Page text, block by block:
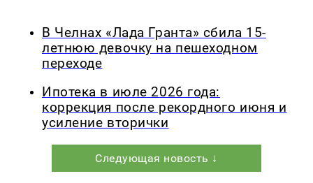
В Челнах «Лада Гранта» сбила 15-
летнюю девочку на пешеходном
переходе
Ипотека в июле 2026 года:
коррекция после рекордного июня и
усиление вторички
Следующая новость ↓